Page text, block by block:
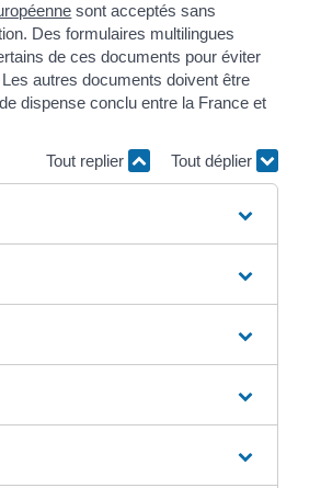
sont acceptés sans
Des formulaires multilingues
de ces documents pour éviter
autres documents doivent être
dispense conclu entre la France et
Tout replier
Tout déplier